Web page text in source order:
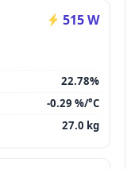
515 W
22.78%
-0.29 %/°C
27.0 kg